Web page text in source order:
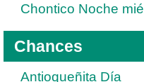
Chontico Noche
Chances
Antioqueñita Día